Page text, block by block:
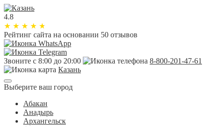
4.8
★ ★ ★ ★ ★
Рейтинг сайта на основании 50 отзывов
Звоните с 8:00 до 20:00
8-800-201-47-61
Казань
Выберите ваш город
Абакан
Анадырь
Архангельск